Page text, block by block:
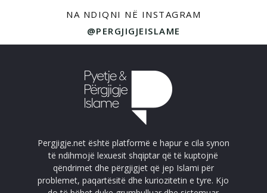
NA NDIQNI NË INSTAGRAM
@PERGJIGJEISLAME
Pergjigje.net është platformë e hapur e cila synon
të ndihmojë lexuesit shqiptar që të kuptojnë
qëndrimet dhe përgjigjet që jep Islami për
problemet, paqartësitë dhe kuriozitetin e tyre. Kjo